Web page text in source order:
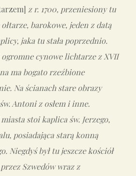
z r. 1700, przeniesiony tu
barokowe, jeden z datą
jaka tu stała poprzednio.
ogromne cynowe lichtarze z XVII
ma bogato rzeźbione
Na ścianach stare obrazy
Antoni z osłem i inne.
stoi kaplica św. Jerzego,
posiadająca starą konną
Niegdyś był tu jeszcze kościół
Szwedów wraz z